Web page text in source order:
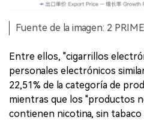
Fuente de la imagen: 2
Entre ellos, "cigarrillos
personales electrónicos
22,51% de la categoría de
mientras que los "productos
contienen nicotina, sin